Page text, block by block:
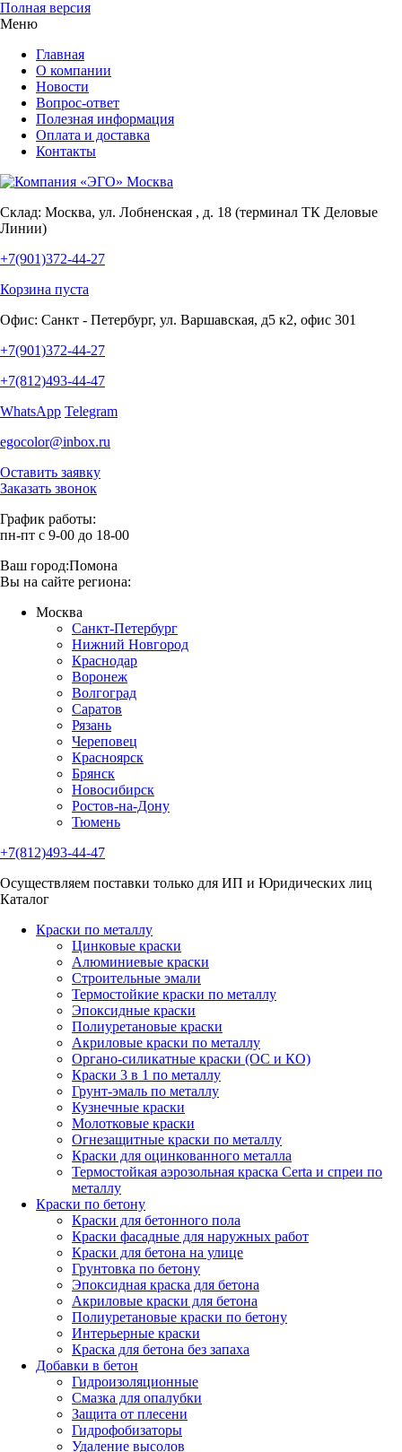
Полная версия
Меню
Главная
О компании
Новости
Вопрос-ответ
Полезная информация
Оплата и доставка
Контакты
Склад: Москва, ул. Лобненская , д. 18 (терминал ТК Деловые
Линии)
+7(901)372-44-27
Корзина пуста
Офис: Санкт - Петербург, ул. Варшавская, д5 к2, офис 301
+7(901)372-44-27
+7(812)493-44-47
WhatsApp Telegram
egocolor@inbox.ru
Оставить заявку
Заказать звонок
График работы:
пн-пт с 9-00 до 18-00
Ваш город:Помона
Вы на сайте региона:
Москва
Санкт-Петербург
Нижний Новгород
Краснодар
Воронеж
Волгоград
Саратов
Рязань
Череповец
Красноярск
Брянск
Новосибирск
Ростов-на-Дону
Тюмень
+7(812)493-44-47
Осуществляем поставки только для ИП и Юридических лиц
Каталог
Краски по металлу
Цинковые краски
Алюминиевые краски
Строительные эмали
Термостойкие краски по металлу
Эпоксидные краски
Полиуретановые краски
Акриловые краски по металлу
Органо-силикатные краски (ОС и КО)
Краски 3 в 1 по металлу
Грунт-эмаль по металлу
Кузнечные краски
Молотковые краски
Огнезащитные краски по металлу
Краски для оцинкованного металла
Термостойкая аэрозольная краска Certa и спреи по
металлу
Краски по бетону
Краски для бетонного пола
Краски фасадные для наружных работ
Краски для бетона на улице
Грунтовка по бетону
Эпоксидная краска для бетона
Акриловые краски для бетона
Полиуретановые краски по бетону
Интерьерные краски
Краска для бетона без запаха
Добавки в бетон
Гидроизоляционные
Смазка для опалубки
Защита от плесени
Гидрофобизаторы
Удаление высолов